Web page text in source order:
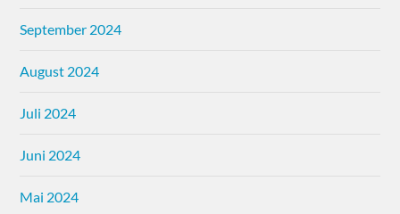
September 2024
August 2024
Juli 2024
Juni 2024
Mai 2024